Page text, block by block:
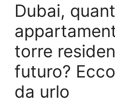
Dubai,
torre
futuro?
da urlo